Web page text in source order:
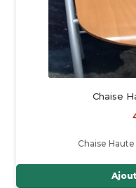
Chaise
Chaise